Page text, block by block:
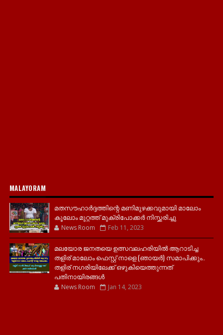
MALAYORAM
മതസൗഹാർദ്ദത്തിന്റെ മണിമുഴക്കവുമായി മാലോം
കൂലോം മുറ്റത്ത് മുക്രിപോക്കർ നിസ്ക്കരിച്ചു
News Room Feb 11, 2023
മലയോര ജനതയെ ഉത്സവലഹരിയിൽ ആറാടിച്ച
തളിര് മാലോം ഫെസ്റ്റ് നാളെ (ഞായർ) സമാപിക്കും..
തളിര് നഗരിയിലേക്ക് ഒഴുകിയെത്തുന്നത്
പതിനായിരങ്ങൾ
News Room Jan 14, 2023